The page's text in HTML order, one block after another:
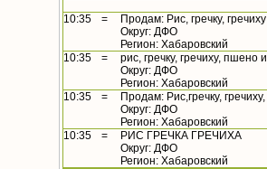
10:35 =
Продам: Рис, гречку,
Округ: ДФО
Регион: Хабаровский
10:35
=
рис, гречку, гречиху, пшено
Округ: ДФО
Регион: Хабаровский
10:35
=
Продам: Рис,гречку,
Округ: ДФО
Регион: Хабаровский
10:35
=
РИС ГРЕЧКА ГРЕЧИХА
Округ: ДФО
Регион: Хабаровский